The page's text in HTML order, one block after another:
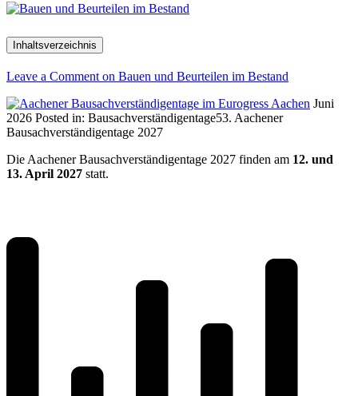
Inhaltsverzeichnis
Leave a Comment on Bauen und Beurteilen im Bestand
Juni
2026 Posted in: Bausachverständigentage53. Aachener
Bausachverständigentage 2027
Die Aachener Bausachverständigentage 2027 finden am 12. und
13. April 2027 statt.